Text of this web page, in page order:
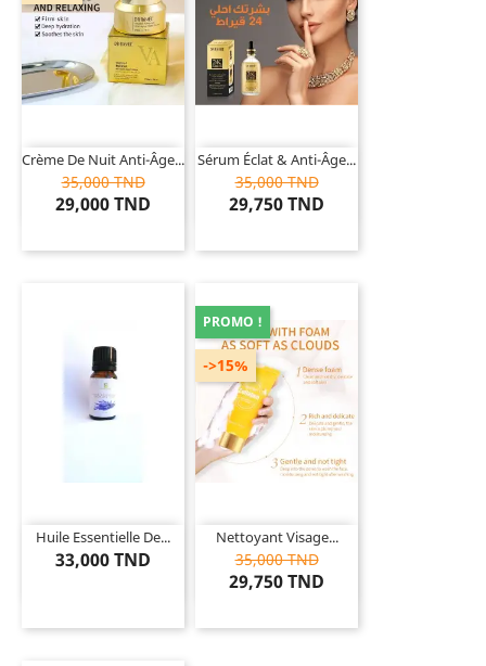
Crème De Nuit Anti-Âge...
35,000 TND
29,000 TND
Sérum Éclat & Anti-Âge...
35,000 TND
29,750 TND
Huile Essentielle De...
33,000 TND
Nettoyant Visage...
35,000 TND
29,750 TND
PROMO !
->15%